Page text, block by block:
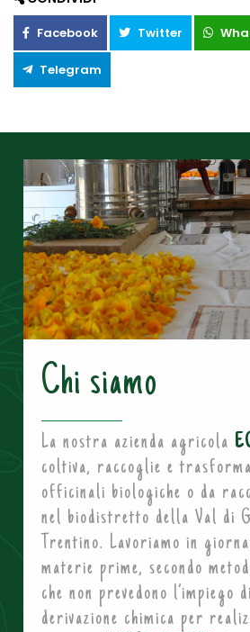
Facebook Twitter
Telegram
Chi siamo
La nostra azienda agricola
coltiva, raccoglie e
officinali biologiche o da
nel biodistretto della Val di
Trentino. Lavoriamo in
materie prime, secondo
che non prevedono l’impiego
derivazione chimica per